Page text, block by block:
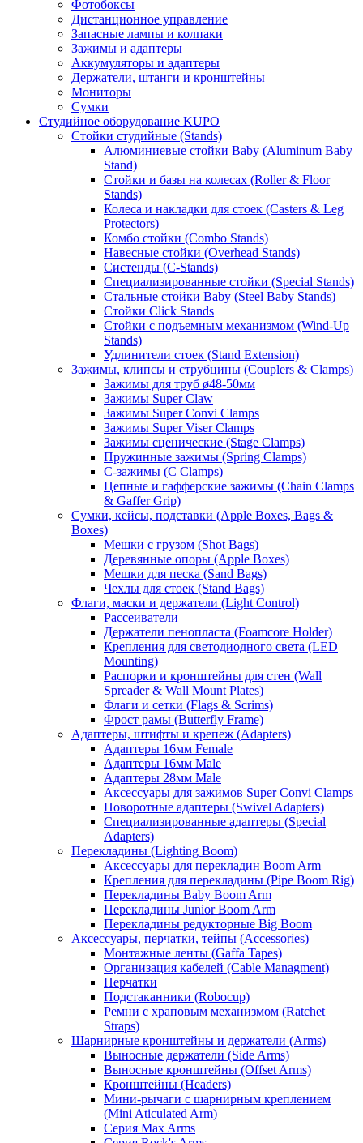
Фотобоксы
Дистанционное управление
Запасные лампы и колпаки
Зажимы и адаптеры
Аккумуляторы и адаптеры
Держатели, штанги и кронштейны
Мониторы
Сумки
Студийное оборудование KUPO
Стойки студийные (Stands)
Алюминиевые стойки Baby (Aluminum Baby
Stand)
Стойки и базы на колесах (Roller & Floor
Stands)
Колеса и накладки для стоек (Casters & Leg
Protectors)
Комбо стойки (Combo Stands)
Навесные стойки (Overhead Stands)
Систенды (C-Stands)
Специализированные стойки (Special Stands)
Стальные стойки Baby (Steel Baby Stands)
Стойки Click Stands
Стойки с подъемным механизмом (Wind-Up
Stands)
Удлинители стоек (Stand Extension)
Зажимы, клипсы и струбцины (Couplers & Clamps)
Зажимы для труб ø48-50мм
Зажимы Super Claw
Зажимы Super Convi Clamps
Зажимы Super Viser Clamps
Зажимы сценические (Stage Clamps)
Пружинные зажимы (Spring Clamps)
С-зажимы (C Clamps)
Цепные и гафферские зажимы (Chain Clamps
& Gaffer Grip)
Сумки, кейсы, подставки (Apple Boxes, Bags &
Boxes)
Мешки с грузом (Shot Bags)
Деревянные опоры (Apple Boxes)
Мешки для песка (Sand Bags)
Чехлы для стоек (Stand Bags)
Флаги, маски и держатели (Light Control)
Рассеиватели
Держатели пенопласта (Foamcore Holder)
Крепления для светодиодного света (LED
Mounting)
Распорки и кронштейны для стен (Wall
Spreader & Wall Mount Plates)
Флаги и сетки (Flags & Scrims)
Фрост рамы (Butterfly Frame)
Адаптеры, штифты и крепеж (Adapters)
Адаптеры 16мм Female
Адаптеры 16мм Male
Адаптеры 28мм Male
Аксессуары для зажимов Super Convi Clamps
Поворотные адаптеры (Swivel Adapters)
Специализированные адаптеры (Special
Adapters)
Перекладины (Lighting Boom)
Аксессуары для перекладин Boom Arm
Крепления для перекладины (Pipe Boom Rig)
Перекладины Baby Boom Arm
Перекладины Junior Boom Arm
Перекладины редукторные Big Boom
Аксессуары, перчатки, тейпы (Accessories)
Монтажные ленты (Gaffa Tapes)
Организация кабелей (Cable Managment)
Перчатки
Подстаканники (Robocup)
Ремни с храповым механизмом (Ratchet
Straps)
Шарнирные кронштейны и держатели (Arms)
Выносные держатели (Side Arms)
Выносные кронштейны (Offset Arms)
Кронштейны (Headers)
Мини-рычаги с шарнирным креплением
(Mini Aticulated Arm)
Серия Max Arms